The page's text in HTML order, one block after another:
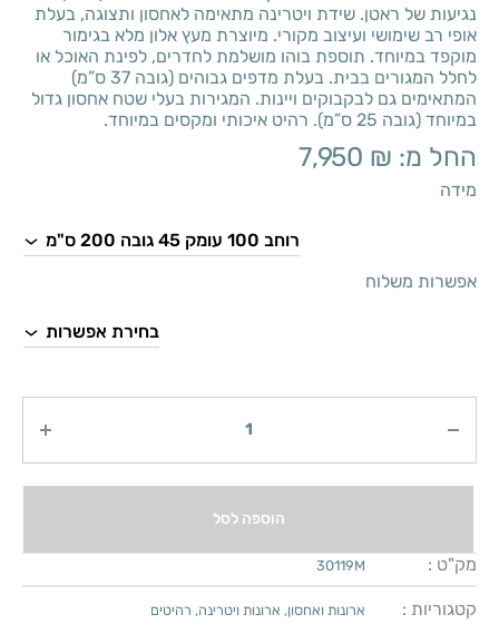
נגיעות של ראטן. שידת ויטרינה מתאימה לאחסון ותצוגה, בעלת
אופי רב שימושי ועיצוב מקורי. מיוצרת מעץ אלון מלא בגימור
מוקפד במיוחד. תוספת בוהו מושלמת לחדרים, לפינת האוכל או
לחלל המגורים בבית. בעלת מדפים גבוהים (גובה 37 ס”מ)
המתאימים גם לבקבוקים ויינות. המגירות בעלי שטח אחסון גדול
במיוחד (גובה 25 ס”מ). רהיט איכותי ומקסים במיוחד.
החל מ: 7,950 ₪
מידה
אפשרות משלוח
הוספה לסל
מק"ט : 30119M
קטגוריות : ארונות ואחסון, ארונות ויטרינה, רהיטים